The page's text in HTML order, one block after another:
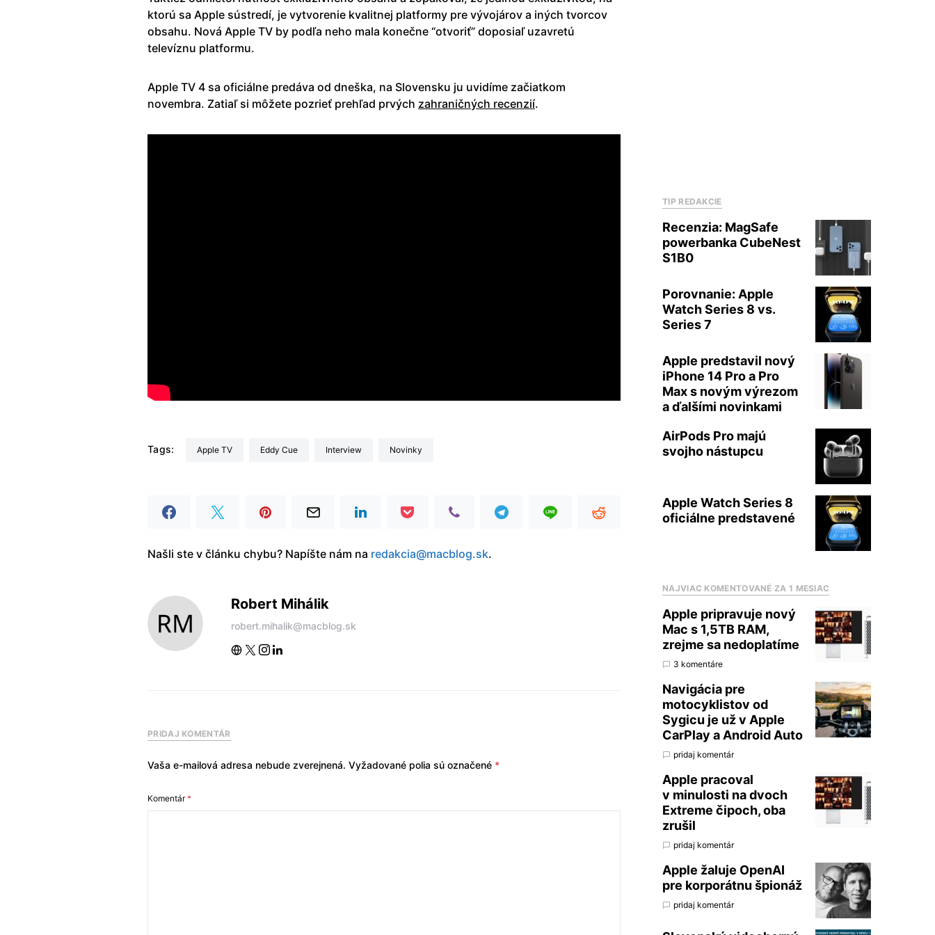
ktorú sa Apple sústredí, je vytvorenie kvalitnej platformy pre vývojárov a iných tvorcov
obsahu. Nová Apple TV by podľa neho mala konečne “otvoriť” doposiaľ uzavretú
televíznu platformu.
Apple TV 4 sa oficiálne predáva od dneška, na Slovensku ju uvidíme začiatkom
novembra. Zatiaľ si môžete pozrieť prehľad prvých zahraničných recenzií.
Tags: Apple TV Eddy Cue interview Novinky
Našli ste v článku chybu? Napíšte nám na redakcia@macblog.sk.
Robert Mihálik
robert.mihalik@macblog.sk
PRIDAJ KOMENTÁR
Vaša e-mailová adresa nebude zverejnená. Vyžadované polia sú označené *
Komentár*
TIP REDAKCIE
Recenzia: MagSafe
powerbanka CubeNest
S1B0
Porovnanie: Apple
Watch Series 8 vs.
Series 7
Apple predstavil nový
iPhone 14 Pro a Pro
Max s novým výrezom
a ďalšími novinkami
AirPods Pro majú
svojho nástupcu
Apple Watch Series 8
oficiálne predstavené
NAJVIAC KOMENTOVANÉ ZA 1 MESIAC
Apple pripravuje nový
Mac s 1,5TB RAM,
zrejme sa nedoplatíme
3 komentáre
Navigácia pre
motocyklistov od
Sygicu je už v Apple
CarPlay a Android Auto
pridaj komentár
Apple pracoval
v minulosti na dvoch
Extreme čipoch, oba
zrušil
pridaj komentár
Apple žaluje OpenAI
pre korporátnu špionáž
pridaj komentár